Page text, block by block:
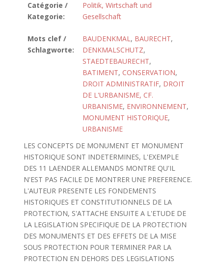
Catégorie /
Kategorie:
Politik, Wirtschaft und
Gesellschaft
Mots clef /
Schlagworte:
BAUDENKMAL, BAURECHT,
DENKMALSCHUTZ,
STAEDTEBAURECHT,
BATIMENT, CONSERVATION,
DROIT ADMINISTRATIF, DROIT
DE L'URBANISME, CF.
URBANISME, ENVIRONNEMENT,
MONUMENT HISTORIQUE,
URBANISME
LES CONCEPTS DE MONUMENT ET MONUMENT
HISTORIQUE SONT INDETERMINES, L'EXEMPLE
DES 11 LAENDER ALLEMANDS MONTRE QU'IL
N'EST PAS FACILE DE MONTRER UNE PREFERENCE.
L'AUTEUR PRESENTE LES FONDEMENTS
HISTORIQUES ET CONSTITUTIONNELS DE LA
PROTECTION, S'ATTACHE ENSUITE A L'ETUDE DE
LA LEGISLATION SPECIFIQUE DE LA PROTECTION
DES MONUMENTS ET DES EFFETS DE LA MISE
SOUS PROTECTION POUR TERMINER PAR LA
PROTECTION EN DEHORS DES LEGISLATIONS